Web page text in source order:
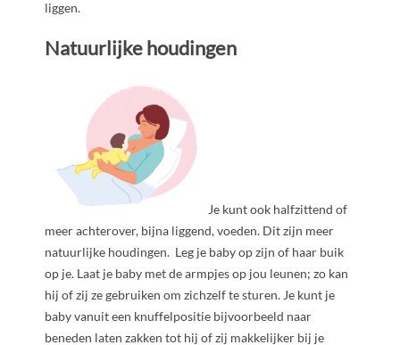
liggen.
Natuurlijke houdingen
Je kunt ook halfzittend of
meer achterover, bijna liggend, voeden. Dit zijn meer
natuurlijke houdingen. Leg je baby op zijn of haar buik
op je. Laat je baby met de armpjes op jou leunen; zo kan
hij of zij ze gebruiken om zichzelf te sturen. Je kunt je
baby vanuit een knuffelpositie bijvoorbeeld naar
beneden laten zakken tot hij of zij makkelijker bij je